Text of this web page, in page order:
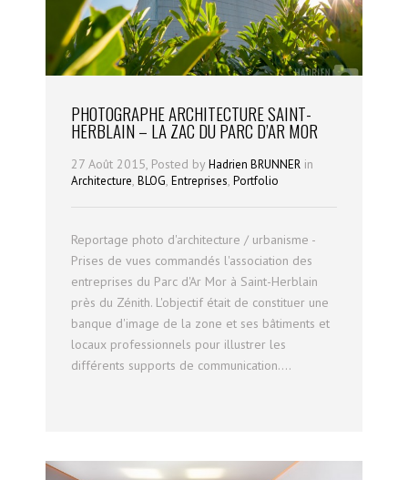
PHOTOGRAPHE ARCHITECTURE SAINT-
HERBLAIN – LA ZAC DU PARC D’AR MOR
27 Août 2015, Posted by Hadrien BRUNNER in
Architecture, BLOG, Entreprises, Portfolio
Reportage photo d'architecture / urbanisme -
Prises de vues commandés l'association des
entreprises du Parc d'Ar Mor à Saint-Herblain
près du Zénith. L'objectif était de constituer une
banque d'image de la zone et ses bâtiments et
locaux professionnels pour illustrer les
différents supports de communication....